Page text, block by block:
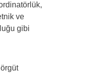
ve
gibi